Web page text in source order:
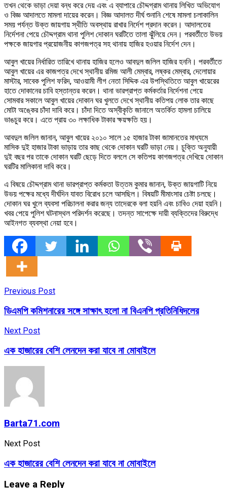
তখন থেকে ভাড়া দেয়া বন্ধ করে দেয় এবং এ ব্যাপারে চৌদ্দগ্রাম থানায় লিখিত অভিযোগ
ও বিজ্ঞ আদালতে মামলা দায়ের করেন। বিজ্ঞ আদালত দীর্ঘ শুনানি শেষে মামলা চলাকালিন
সময় পর্যন্ত উক্ত জায়গায় স্থীতি অবস্থায় রাখার নির্দেশ প্রদান করেন। আদালতের
নির্দেশনা পেয়ে চৌদ্দগ্রাম থানা পুলিশ দোকান ঘরটিতে তালা ঝুঁলিয়ে দেন। পরবর্তীতে উভয়
পক্ষকে জায়গার প্রয়োজনীয় কাগজপত্র সহ থানায় হাজির হওয়ার নির্দেশ দেন।
আবুল খায়ের নির্ধারিত তারিখে থানায় হাজির হলেও আবদুল জলিল হাজির হননি। পরবর্তীতে
আবুল খায়ের এর কাজপত্র দেখে স্থানীয় রমিজ আলী মেম্বার, লষ্কর মেম্বার, দেলোয়ার
মাস্টার, সাবেক পুলিশ ফরিদ, আওয়ামী লীগ নেতা সিদ্দিক এর উপস্থিতিতে আবুল খায়েরের
হাতে দোকানের চাবি হস্তান্তর করেন। থানা ভারপ্রাপ্ত কর্মকর্তার নির্দেশনা পেয়ে
সোমবার সকালে আবুল খায়ের দোকান ঘর খুলতে দেখে স্থানীয় কতিপয় লোক তার কাছে
মোটা অঙ্কের চাঁদা দাবি করে। চাঁদা দিতে অস্বীকৃতি জানালে অতর্কিত হামলা চালিয়ে
ভাঙচুর করে। এতে প্রায় ৩০ লক্ষাধিক টাকার ক্ষয়ক্ষতি হয়।
আবদুল জলিল জানান, আবুল খায়ের ২০১০ সালে ১৫ হাজার টাকা জামানতের মাধ্যমে
মাসিক দুই হাজার টাকা ভাড়ায় তার কাছ থেকে দোকান ঘরটি ভাড়া নেয়। চুক্তি অনুযায়ী
দুই বছর পর তাকে দোকান ঘরটি ছেড়ে দিতে বললে সে কতিপয় কাগজপত্র দেখিয়ে দোকান
ঘরটির মালিকানা দাবি করে।
এ বিষয়ে চৌদ্দগ্রাম থানা ভারপ্রাপ্ত কর্মকতা উত্তম কুমার জানান, উক্ত জায়গাটি নিয়ে
উভয় পক্ষের মধ্যে দীর্ঘদিন যাবত বিরোধ চলে আসছিল। বিষয়টি মীমাংসার চেষ্টা চলছে।
দোকান ঘর খুলে ব্যবসা পরিচালনা করার জন্য তাদেরকে বলা হয়নি এবং চাবিও দেয়া হয়নি।
খবর পেয়ে পুলিশ ঘটনাস্থল পরিদর্শন করেছে। তদন্ত সাপেক্ষে দায়ী ব্যক্তিদের বিরুদ্ধে
আইনগত ব্যবস্থা নেয়া হবে।
Previous Post
ডিএমপি কমিশনারের সঙ্গে সাক্ষাৎ হলো না বিএনপি প্রতিনিধিদলের
Next Post
এক হাজারের বেশি লেনদেন করা যাবে না মোবাইলে
Barta71.com
Next Post
এক হাজারের বেশি লেনদেন করা যাবে না মোবাইলে
Leave a Reply